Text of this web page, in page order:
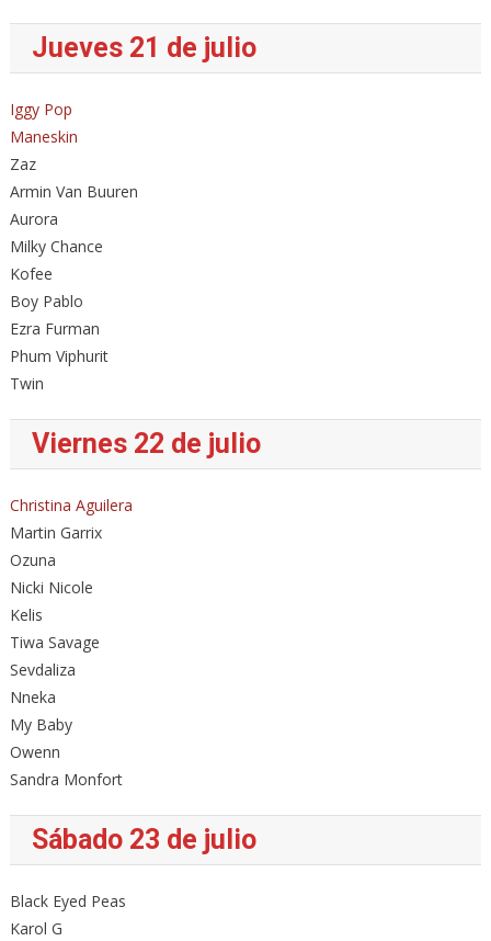
Jueves 21 de julio
Iggy Pop
Maneskin
Zaz
Armin Van Buuren
Aurora
Milky Chance
Kofee
Boy Pablo
Ezra Furman
Phum Viphurit
Twin
Viernes 22 de julio
Christina Aguilera
Martin Garrix
Ozuna
Nicki Nicole
Kelis
Tiwa Savage
Sevdaliza
Nneka
My Baby
Owenn
Sandra Monfort
Sábado 23 de julio
Black Eyed Peas
Karol G